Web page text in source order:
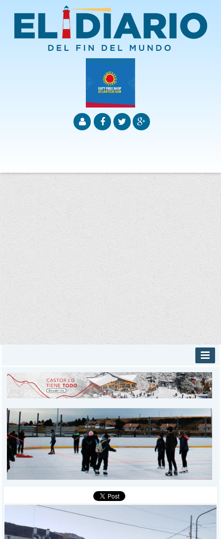
INICIO
PROVINCIALES
DEPORTES
POLICIALES
I-DIARIO
MÁS
BÚSQUEDA